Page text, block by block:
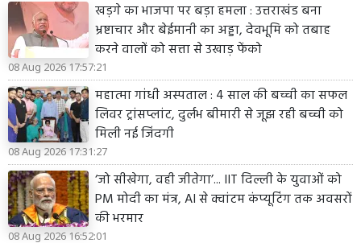
खड़गे का भाजपा पर बड़ा हमला : उत्तराखंड बना
भ्रष्टाचार और बेईमानी का अड्डा, देवभूमि को तबाह
करने वालों को सत्ता से उखाड़ फेंको
08 Aug 2026 17:57:21
महात्मा गांधी अस्पताल : 4 साल की बच्ची का सफल
लिवर ट्रांसप्लांट, दुर्लभ बीमारी से जूझ रही बच्ची को
मिली नई जिंदगी
08 Aug 2026 17:31:27
‘जो सीखेगा, वही जीतेगा’... IIT दिल्ली के युवाओं को
PM मोदी का मंत्र, AI से क्वांटम कंप्यूटिंग तक अवसरों
की भरमार
08 Aug 2026 16:52:01